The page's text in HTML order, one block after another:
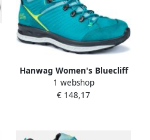
Hanwag Women's Bluecliff
ES Wandelschoenen
turkoois
1 webshop
€ 148,17